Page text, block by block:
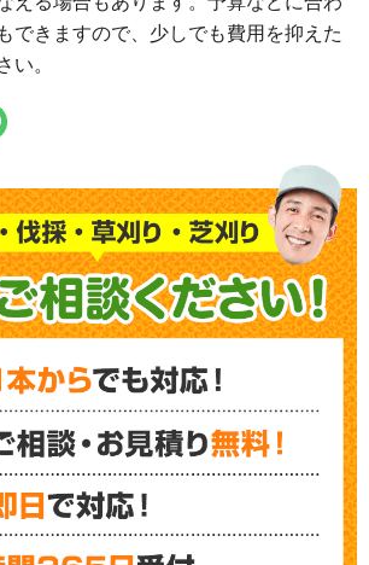
できますので、少しでも費用を抑えた
。